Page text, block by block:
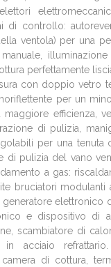
di controllo:
ventola) per una
perfettamente
con doppio vetro
per un
efficienza,
di pulizia,
per una tenuta
di pulizia del vano
a gas:
bruciatori modulanti
elettronico
e dispositivo di
scambiatore di
in acciaio
di cottura,